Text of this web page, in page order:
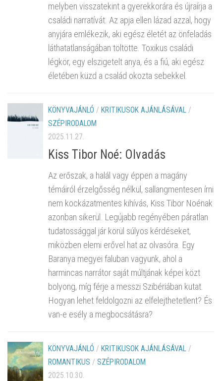
melyben visszatekint a gyerekkorára és újraírja a
családi narratívát. Az apja ellen lázad azzal, hogy
anyjára emlékezik, aki egész életét az önfeladás
láthatatlanságában töltötte. Toxikus családi
légkör, egy elszigetelt anya, és a fiú, aki egész
életében küzd a család okozta sebekkel.
KÖNYVAJÁNLÓ / KRITIKUSOK AJÁNLÁSÁVAL /
SZÉPIRODALOM
2025.11.27.
Kiss Tibor Noé: Olvadás
Az erőszak, a halál vagy éppen a magány
témáiról érzelgősség nélkül, sallangmentesen írni
nem kockázatmentes kihívás, Kiss Tibor Noénak
azonban sikerül. Legújabb regényében páratlan
tudatossággal jár körül súlyos kérdéseket,
miközben elemi erővel hat az olvasóra. Egy
Baranya megyei faluban vagyunk, ahol a
harmincas narrátor saját múltjának képei közt
bolyong, míg férje a messzi Szibériában kutat.
Hogyan lehet feldolgozni az elfelejthetetlent? És
van-e esély a megbocsátásra?
KÖNYVAJÁNLÓ / KRITIKUSOK AJÁNLÁSÁVAL /
ROMANTIKUS / SZÉPIRODALOM
2025.10.30.